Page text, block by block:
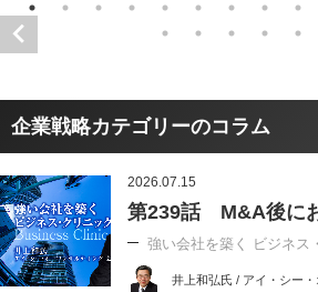
企業戦略カテゴリーのコラム
2026.07.15
第239話 M&A後に
強い会社を築く ビジネス
井上和弘氏 / アイ・シー